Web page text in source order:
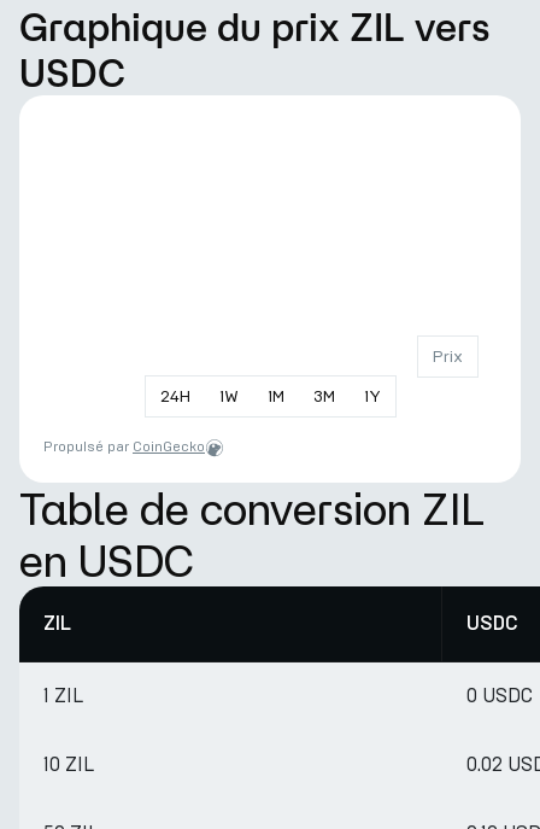
Graphique du prix ZIL vers
USDC
24H 1W 1M 3M 1Y
Prix
Propulsé par CoinGecko
Table de conversion ZIL
en USDC
ZIL USDC
1 ZIL 0 USDC
10 ZIL 0.02